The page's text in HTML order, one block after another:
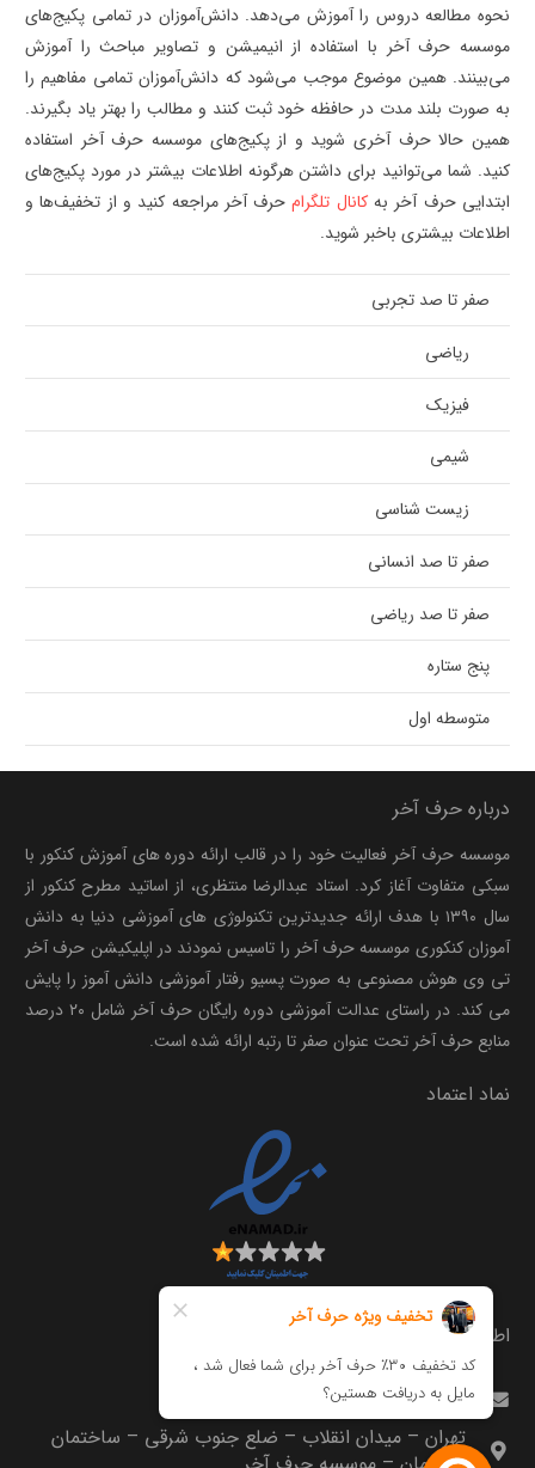
نحوه مطالعه دروس را آموزش می‌دهد. دانش‌آموزان در تمامی پکیج‌های
موسسه حرف آخر با استفاده از انیمیشن و تصاویر مباحث را آموزش
می‌بینند. همین موضوع موجب می‌شود که دانش‌آموزان تمامی مفاهیم را
به صورت بلند مدت در حافظه خود ثبت کنند و مطالب را بهتر یاد بگیرند.
همین حالا حرف آخری شوید و از پکیج‌های موسسه حرف آخر استفاده
کنید. شما می‌توانید برای داشتن هرگونه اطلاعات بیشتر در مورد پکیج‌های
ابتدایی حرف آخر بهکانال تلگرامحرف آخر مراجعه کنید و از تخفیف‌ها و
اطلاعات بیشتری باخبر شوید.
صفر تا صد تجربی
ریاضی
فیزیک
شیمی
زیست شناسی
صفر تا صد انسانی
صفر تا صد ریاضی
پنج ستاره
متوسطه اول
درباره حرف آخر
موسسه حرف آخر فعالیت خود را در قالب ارائه دوره های آموزش کنکور با
سبکی متفاوت آغاز کرد. استاد عبدالرضا منتظری، از اساتید مطرح کنکور از
سال ۱۳۹۰ با هدف ارائه جدیدترین تکنولوژی های آموزشی دنیا به دانش
آموزان کنکوری موسسه حرف آخر را تاسیس نمودند در اپلیکیشن حرف آخر
تی وی هوش مصنوعی به صورت پسیو رفتار آموزشی دانش آموز را پایش
می کند. در راستای عدالت آموزشی دوره رایگان حرف آخر شامل ۲۰ درصد
منابع حرف آخر تحت عنوان صفر تا رتبه ارائه شده است.
نماد اعتماد
اطلاعات تماس
info@harfeakhar.com
تهران – میدان انقلاب – ضلع جنوب شرقی – ساختمان